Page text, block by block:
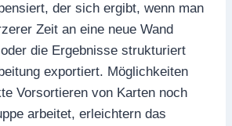
der sich ergibt, wenn man
Zeit an eine neue Wand
die Ergebnisse strukturiert
exportiert. Möglichkeiten
Vorsortieren von Karten noch
arbeitet, erleichtern das